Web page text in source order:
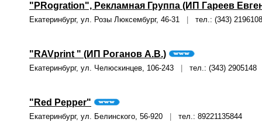
"PRogration", Рекламная Группа (ИП Гареев
Екатеринбург, ул. Розы Люксембург, 46-31 тел.: (343) 2196108
"RAVprint " (ИП Роганов А.В.)
Екатеринбург, ул. Челюскинцев, 106-243 тел.: (343) 2905148
"Red Pepper"
Екатеринбург, ул. Белинского, 56-920 тел.: 89221135844